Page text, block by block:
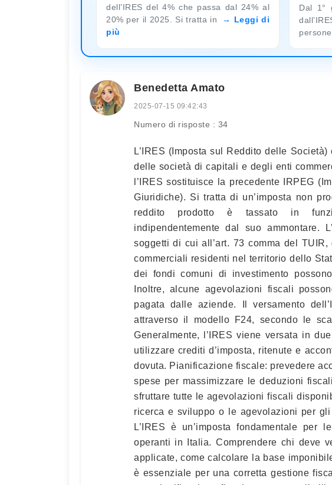
dell’IRES del 4% che passa dal 24% al
20% per il 2025. Si tratta in
Leggi di
più
Dal 1°
Benedetta Amato
2025-07-15 09:42:43
Numero di risposte : 34
L’IRES (Imposta sul Reddito delle
delle società di capitali e degli enti
l’IRES sostituisce la precedente IRPEG
Giuridiche). Si tratta di un’imposta non
reddito prodotto è tassato in
indipendentemente dal suo ammontare.
soggetti di cui all’art. 73 comma del
commerciali residenti nel territorio dello
dei fondi comuni di investimento
Inoltre, alcune agevolazioni fiscali
pagata dalle aziende. Il versamento
attraverso il modello F24, secondo le
Generalmente, l’IRES viene versata in
utilizzare crediti d’imposta, ritenute e
dovuta. Pianificazione fiscale: prevedere
spese per massimizzare le deduzioni
sfruttare tutte le agevolazioni fiscali
ricerca e sviluppo o le agevolazioni per
L’IRES è un’imposta fondamentale per
operanti in Italia. Comprendere chi deve
applicate, come calcolare la base
è essenziale per una corretta gestione